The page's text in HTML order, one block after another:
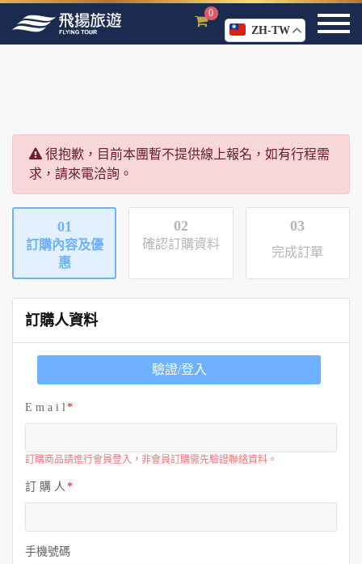
0
ZH-TW
很抱歉，目前本團暫不提供線上報名，如有行程需
求，請來電洽詢。
01
訂購內容及優
惠
02
確認訂購資料
03
完成訂單
訂購人資料
E m a i l
訂購商品請進行會員登入，非會員訂購需先驗證聯絡資料。
驗證/登入
訂 購 人
手機號碼